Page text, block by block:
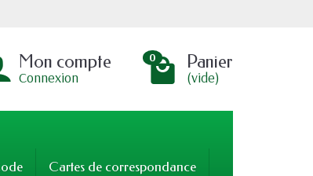
Mon compte
Connexion
0 Panier
(vide)
Cartes de correspondance